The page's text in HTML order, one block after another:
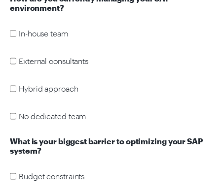
environment?
In-house team
External consultants
Hybrid approach
No dedicated team
What is your biggest barrier to optimizing your SAP
system?
Budget constraints